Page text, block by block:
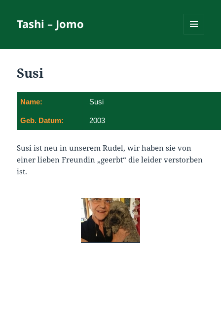
Tashi – Jomo
Susi
Name: Susi
Geb. Datum: 2003
Susi ist neu in unserem Rudel, wir haben sie von
einer lieben Freundin „geerbt“ die leider verstorben
ist.